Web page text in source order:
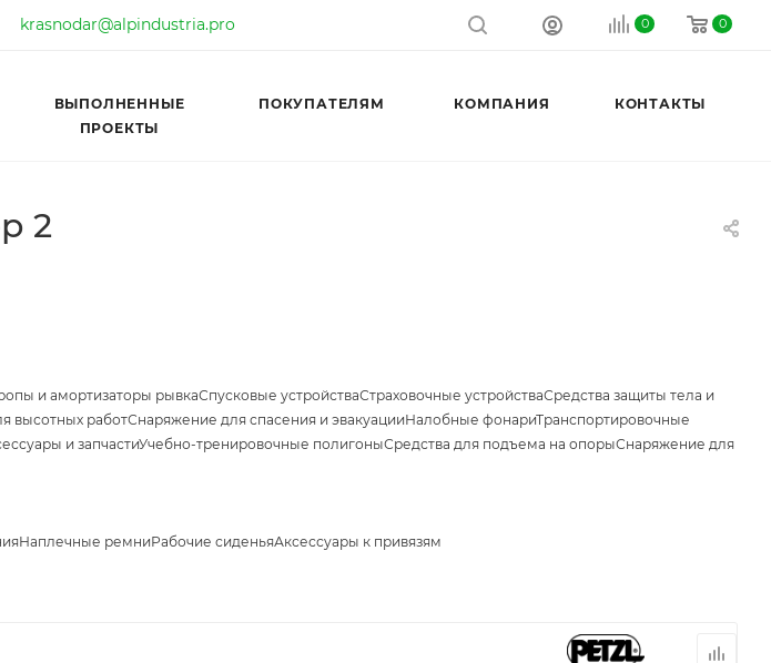
krasnodar@alpindustria.pro 0 0
ВЫПОЛНЕННЫЕ
ПРОЕКТЫ
ПОКУПАТЕЛЯМ КОМПАНИЯ КОНТАКТЫ
2
и амортизаторы рывкаСпусковые устройстваСтраховочные устройстваСредства защиты тела и
высотных работСнаряжение для спасения и эвакуацииНалобные фонариТранспортировочные
и запчастиУчебно-тренировочные полигоныСредства для подъема на опорыСнаряжение для
Наплечные ремниРабочие сиденьяАксессуары к привязям